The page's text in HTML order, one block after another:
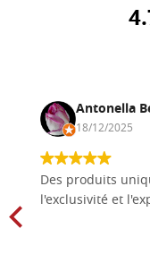
Antonella
18/12/2025
Des produits
l'exclusivité et